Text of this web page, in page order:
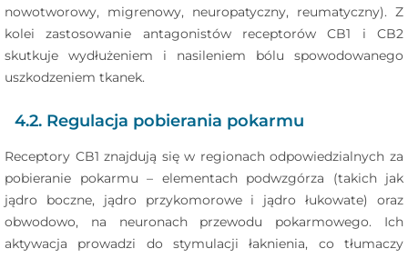
nowotworowy, migrenowy, neuropatyczny, reumatyczny). Z
kolei zastosowanie antagonistów receptorów CB1 i CB2
skutkuje wydłużeniem i nasileniem bólu spowodowanego
uszkodzeniem tkanek.
4.2. Regulacja pobierania pokarmu
Receptory CB1 znajdują się w regionach odpowiedzialnych za
pobieranie pokarmu – elementach podwzgórza (takich jak
jądro boczne, jądro przykomorowe i jądro łukowate) oraz
obwodowo, na neuronach przewodu pokarmowego. Ich
aktywacja prowadzi do stymulacji łaknienia, co tłumaczy